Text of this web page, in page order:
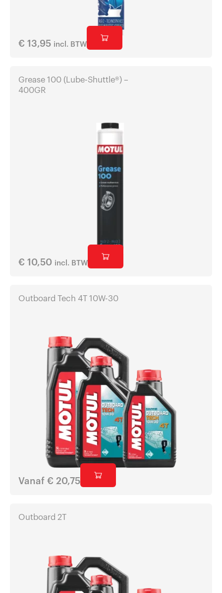
€ 13,95 incl. BTW
Grease 100 (Lube-Shuttle®) –
400GR
€ 10,50 incl. BTW
Outboard Tech 4T 10W-30
Vanaf € 20,75
Outboard 2T